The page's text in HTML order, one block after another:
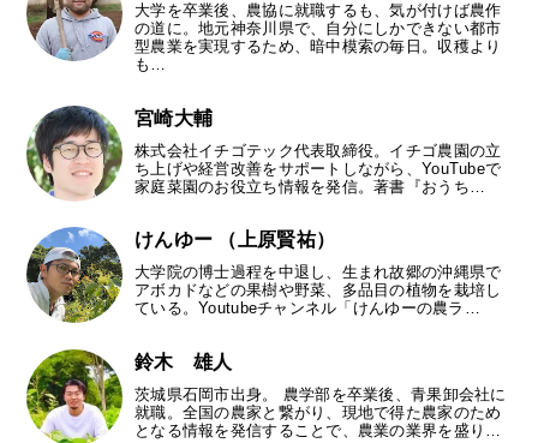
大学を卒業後、農協に就職するも、気が付けば農作
の道に。地元神奈川県で、自分にしかできない都市
型農業を実現するため、暗中模索の毎日。収穫より
も…
宮崎大輔
株式会社イチゴテック代表取締役。イチゴ農園の立
ち上げや経営改善をサポートしながら、YouTubeで
家庭菜園のお役立ち情報を発信。著書『おうち…
けんゆー （上原賢祐）
大学院の博士過程を中退し、生まれ故郷の沖縄県で
アボカドなどの果樹や野菜、多品目の植物を栽培し
ている。Youtubeチャンネル「けんゆーの農ラ…
鈴木 雄人
茨城県石岡市出身。 農学部を卒業後、青果卸会社に
就職。全国の農家と繋がり、現地で得た農家のため
となる情報を発信することで、農業の業界を盛り…